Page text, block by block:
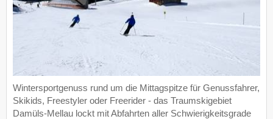
Wintersportgenuss rund um die Mittagspitze für Genussfahrer,
Skikids, Freestyler oder Freerider - das Traumskigebiet
Damüls-Mellau lockt mit Abfahrten aller Schwierigkeitsgrade